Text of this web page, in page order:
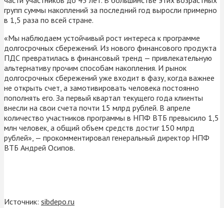
групп суммы накоплений за последний год выросли примерно
в 1,5 раза по всей стране.
«Мы наблюдаем устойчивый рост интереса к программе
долгосрочных сбережений. Из нового финансового продукта
ПДС превратилась в финансовый тренд — привлекательную
альтернативу прочим способам накопления. И рынок
долгосрочных сбережений уже входит в фазу, когда важнее
не открыть счет, а замотивировать человека постоянно
пополнять его. За первый квартал текущего года клиенты
внесли на свои счета почти 15 млрд рублей. В апреле
количество участников программы в НПФ ВТБ превысило 1,5
млн человек, а общий объем средств достиг 150 млрд
рублей», — прокомментировал генеральный директор НПФ
ВТБ Андрей Осипов.
Источник: sibdepo.ru